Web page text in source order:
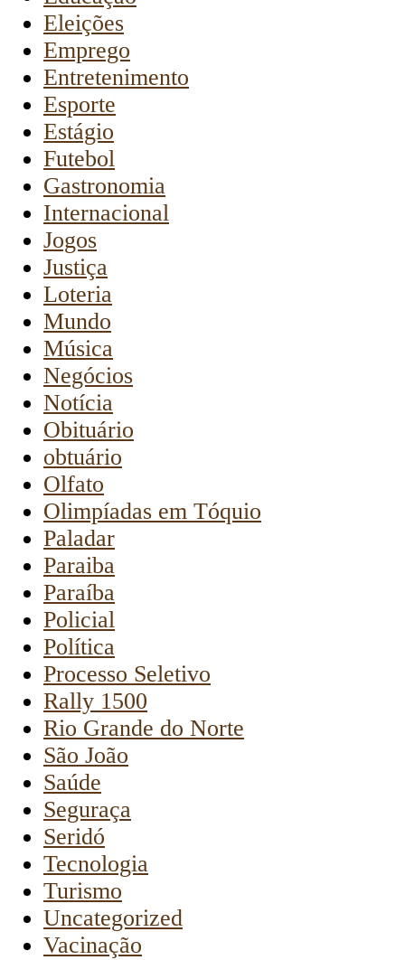
Eleições
Emprego
Entretenimento
Esporte
Estágio
Futebol
Gastronomia
Internacional
Jogos
Justiça
Loteria
Mundo
Música
Negócios
Notícia
Obituário
obtuário
Olfato
Olimpíadas em Tóquio
Paladar
Paraiba
Paraíba
Policial
Política
Processo Seletivo
Rally 1500
Rio Grande do Norte
São João
Saúde
Seguraça
Seridó
Tecnologia
Turismo
Uncategorized
Vacinação